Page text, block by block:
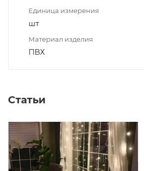
Единица измерения
шт
Материал изделия
ПВХ
Статьи